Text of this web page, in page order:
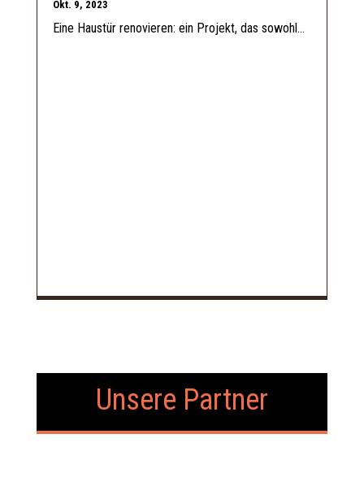
Okt. 9, 2023
Eine Haustür renovieren: ein Projekt, das sowohl...
Unsere Partner